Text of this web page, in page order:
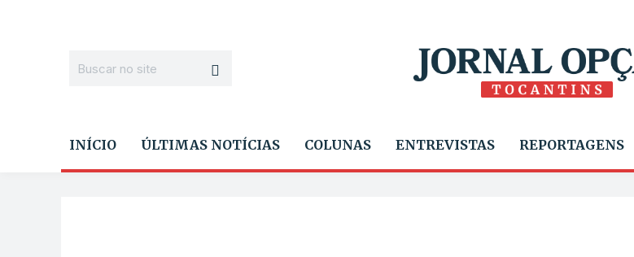
INÍCIO ÚLTIMAS NOTÍCIAS COLUNAS ENTREVISTAS REPORTAGENS